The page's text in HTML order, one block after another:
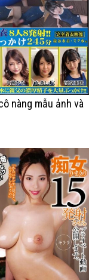
nàng mẫu ảnh và